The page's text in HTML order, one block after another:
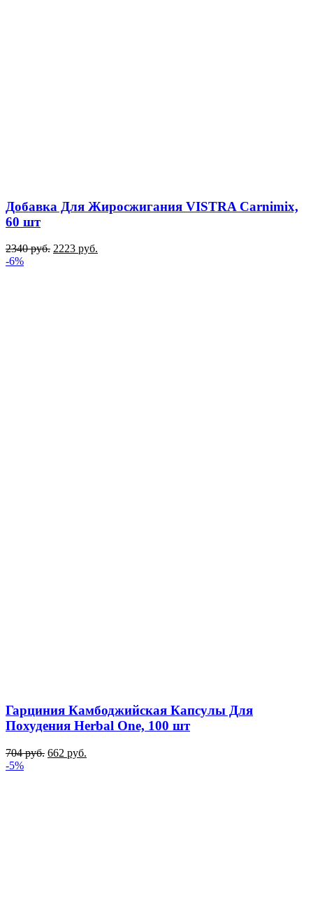
Добавка Для Жиросжигания VISTRA Carnimix,
60 шт
2340руб. 2223 руб.
-6%
Гарциния Камбоджийская Капсулы Для
Похудения Herbal One, 100 шт
704руб. 662 руб.
-5%